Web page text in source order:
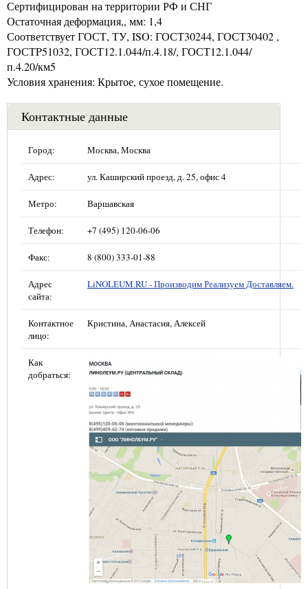
Сертифицирован на территории РФ и СНГ
Остаточная деформация,, мм: 1,4
Соответствует ГОСТ, ТУ, ISO: ГОСТ30244, ГОСТ30402 ,
ГОСТP51032, ГОСТ12.1.044/п.4.18/, ГОСТ12.1.044/
п.4.20/км5
Условия хранения: Крытое, сухое помещение.
Контактные данные
Город: Москва, Москва
Адрес: ул. Каширский проезд, д. 25, офис 4
Метро: Варшавская
Телефон: +7 (495) 120-06-06
Факс: 8 (800) 333-01-88
Адрес
сайта:
LiNOLEUM.RU - Производим Реализуем Доставляем.
Контактное
лицо:
Кристина, Анастасия, Алексей
Как
добраться: